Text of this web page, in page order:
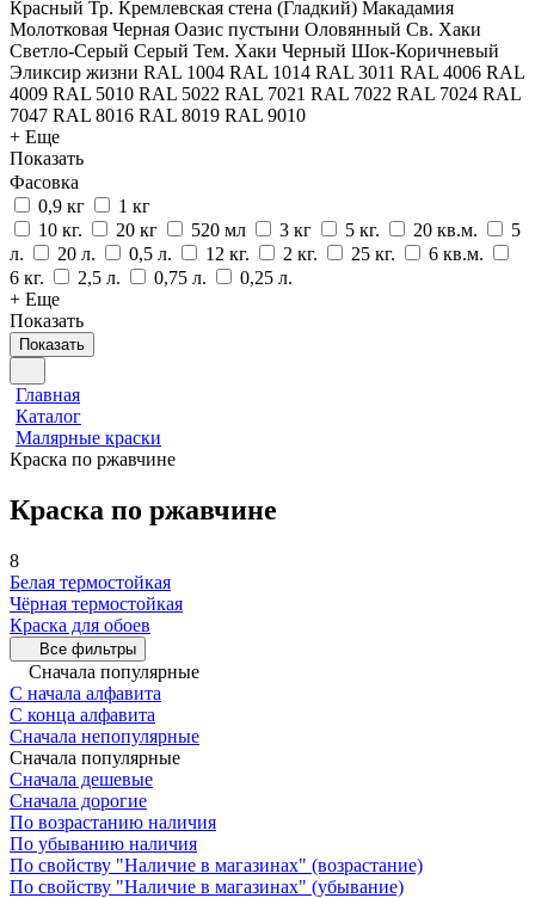
Красный Тр. Кремлевская стена (Гладкий) Макадамия
Молотковая Черная Оазис пустыни Оловянный Св. Хаки
Светло-Серый Серый Тем. Хаки Черный Шок-Коричневый
Эликсир жизни RAL 1004 RAL 1014 RAL 3011 RAL 4006 RAL
4009 RAL 5010 RAL 5022 RAL 7021 RAL 7022 RAL 7024 RAL
7047 RAL 8016 RAL 8019 RAL 9010
+ Еще
Показать
Фасовка
0,9 кг
1 кг
10 кг.
20 кг 520 мл 3 кг 5 кг. 20 кв.м.
5
л.
20 л. 0,5 л. 12 кг. 2 кг. 25 кг.
6 кв.м.
6 кг.
2,5 л. 0,75 л.
0,25 л.
+ Еще
Показать
Показать
Главная
Каталог
Малярные краски
Краска по ржавчине
Краска по ржавчине
8
Белая термостойкая
Чёрная термостойкая
Краска для обоев
Все фильтры
Сначала популярные
С начала алфавита
С конца алфавита
Сначала непопулярные
Сначала популярные
Сначала дешевые
Сначала дорогие
По возрастанию наличия
По убыванию наличия
По свойству "Наличие в магазинах" (возрастание)
По свойству "Наличие в магазинах" (убывание)